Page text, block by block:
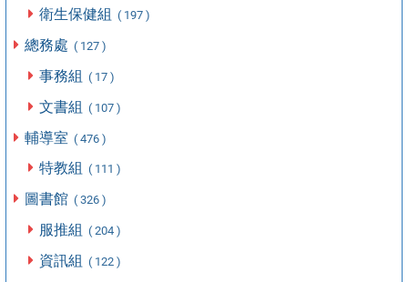
衛生保健組 ( 197 )
總務處 ( 127 )
事務組 ( 17 )
文書組 ( 107 )
輔導室 ( 476 )
特教組 ( 111 )
圖書館 ( 326 )
服推組 ( 204 )
資訊組 ( 122 )